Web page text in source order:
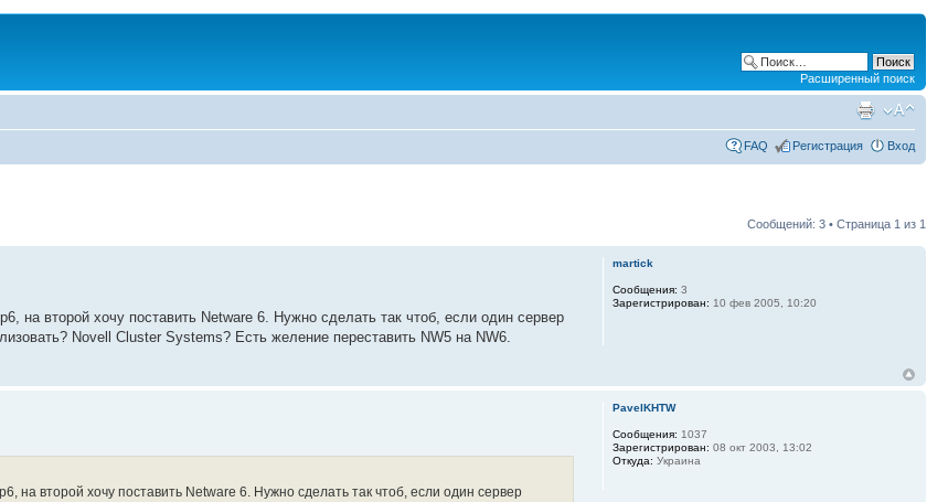
Расширенный поиск
FAQ Регистрация Вход
Сообщений: 3 • Страница 1 из 1
на второй хочу поставить Netware 6. Нужно сделать так чтоб, если один сервер
Novell Cluster Systems? Есть желение переставить NW5 на NW6.
martick
Сообщения: 3
Зарегистрирован: 10 фев 2005, 10:20
на второй хочу поставить Netware 6. Нужно сделать так чтоб, если один сервер
PavelKHTW
Сообщения: 1037
Зарегистрирован: 08 окт 2003, 13:02
Откуда: Украина